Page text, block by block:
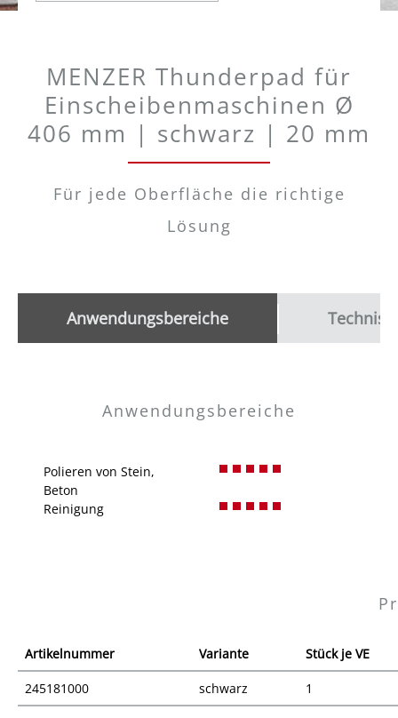
MENZER Thunderpad für
Einscheibenmaschinen Ø
406 mm | schwarz | 20 mm
Für jede Oberfläche die richtige
Lösung
Anwendungsbereiche
Anwendungsbereiche
Polieren von Stein,
Beton
Reinigung
Artikelnummer Variante Stück je VE
245181000 schwarz 1